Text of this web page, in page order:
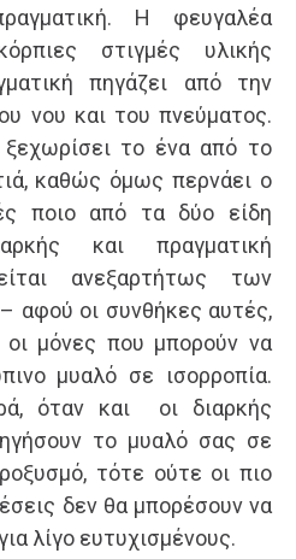
Η φευγαλέα
στιγμές υλικής
πηγάζει από την
νου και του πνεύματος.
το ένα από το
καθώς όμως περνάει ο
ποιο από τα δύο είδη
και πραγματική
ανεξαρτήτως των
αφού οι συνθήκες αυτές,
οι μόνες που μπορούν να
μυαλό σε ισορροπία.
όταν και οι διαρκής
το μυαλό σας σε
τότε ούτε οι πιο
δεν θα μπορέσουν να
λίγο ευτυχισμένους.